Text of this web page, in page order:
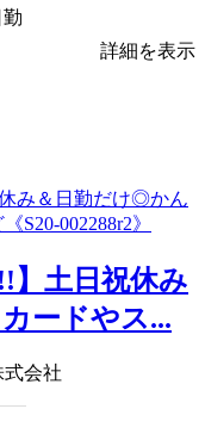
詳細を表示
】土日祝休み
ードやス...
会社